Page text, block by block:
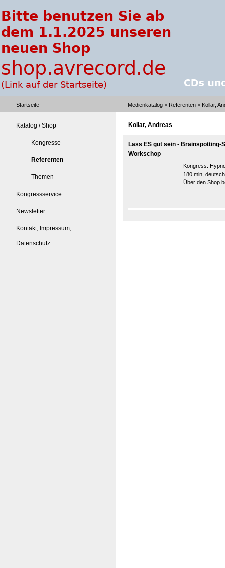
Startseite Medienkatalog > Referenten > Kollar,
Katalog / Shop
Kongresse
Referenten
Themen
Kongressservice
Newsletter
Kontakt, Impressum,
Datenschutz
Kollar, Andreas
Lass ES gut sein -
Workschop
Kongress:
180 min, deutsch
Über den Shop